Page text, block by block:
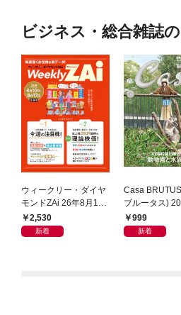
ビジネス・総合雑誌
ウィークリー・ダイヤ
モンドZAi 26年8月10
日・17日合併号
2,530
新着
Casa
ブルータス)
月号 [もっと学
動物園と水族館]
999
新着